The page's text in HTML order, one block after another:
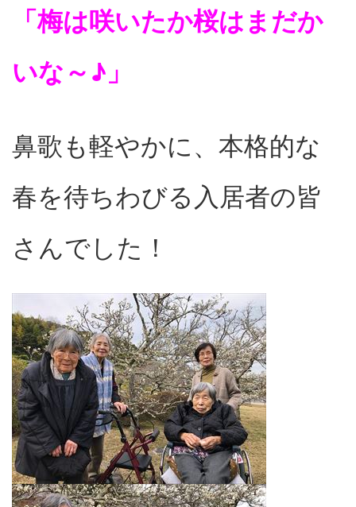
「梅は咲いたか桜はまだか
いな～♪」
鼻歌も軽やかに、本格的な
春を待ちわびる入居者の皆
さんでした！